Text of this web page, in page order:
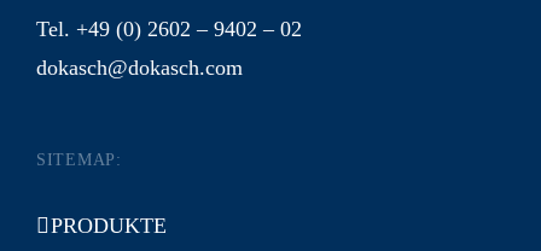
Tel. +49 (0) 2602 – 9402 – 02
dokasch@dokasch.com
SITEMAP:
PRODUKTE